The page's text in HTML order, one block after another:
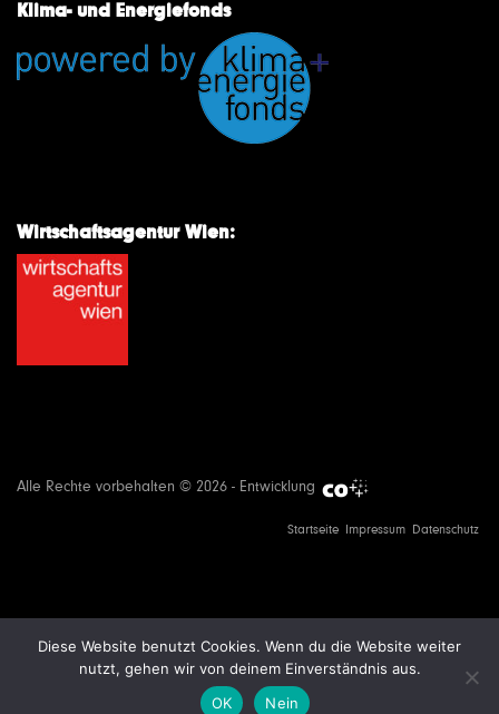
Klima- und Energiefonds
Wirtschaftsagentur Wien:
Alle Rechte vorbehalten © 2026 - Entwicklung
Startseite Impressum Datenschutz
Diese Website benutzt Cookies. Wenn du die Website weiter
nutzt, gehen wir von deinem Einverständnis aus.
OK
Nein